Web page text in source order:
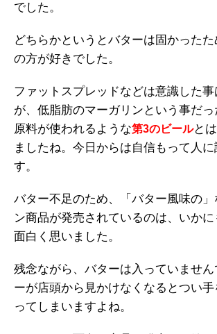
でした。
どちらかというとバターは固かった
の方が好きでした。
ファットスプレッドなどは意識した
が、低脂肪のマーガリンという事だ
原料が使われるような第3のビールと
ましたね。今日からは自信もって人に
す。
バター不足のため、「バター風味の」
ン商品が発売されているのは、いか
面白く思いました。
残念ながら、バターは入っていません
ーが店頭から見かけなくなるとつい
ってしまいますよね。